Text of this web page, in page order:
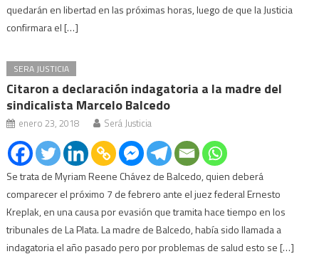
quedarán en libertad en las próximas horas, luego de que la Justicia
confirmara el […]
SERA JUSTICIA
Citaron a declaración indagatoria a la madre del
sindicalista Marcelo Balcedo
enero 23, 2018 Será Justicia
Se trata de Myriam Reene Chávez de Balcedo, quien deberá
comparecer el próximo 7 de febrero ante el juez federal Ernesto
Kreplak, en una causa por evasión que tramita hace tiempo en los
tribunales de La Plata. La madre de Balcedo, había sido llamada a
indagatoria el año pasado pero por problemas de salud esto se […]